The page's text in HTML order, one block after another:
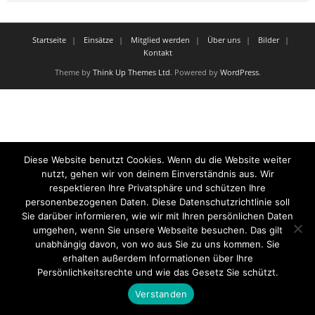
Startseite Einsätze Mitglied werden Über uns
Bilder
Kontakt
Theme by Think Up Themes Ltd. Powered by WordPress.
Diese Website benutzt Cookies. Wenn du die Website weiter
nutzt, gehen wir von deinem Einverständnis aus. Wir
respektieren Ihre Privatsphäre und schützen Ihre
personenbezogenen Daten. Diese Datenschutzrichtlinie soll
Sie darüber informieren, wie wir mit Ihren persönlichen Daten
umgehen, wenn Sie unsere Webseite besuchen. Das gilt
unabhängig davon, von wo aus Sie zu uns kommen. Sie
erhalten außerdem Informationen über Ihre
Persönlichkeitsrechte und wie das Gesetz Sie schützt.
Verstanden